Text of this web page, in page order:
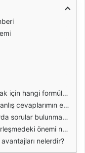
formülü kullanmalıyım?
etkisi nedir?
bulunmaktadır?
önemi nedir?
avantajları nelerdir?